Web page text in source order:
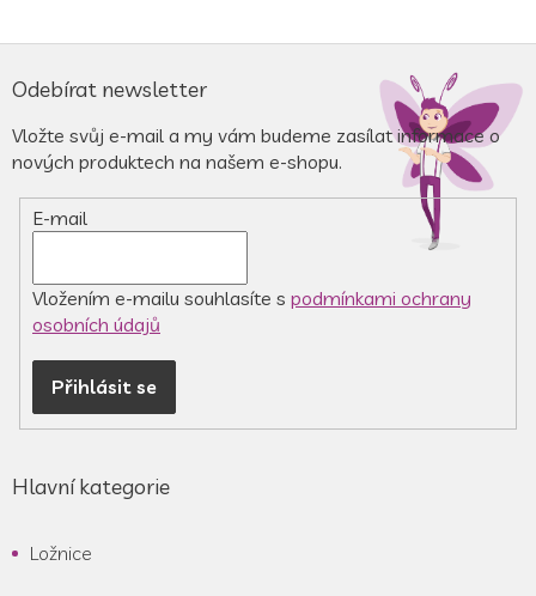
á
a
Odebírat newsletter
Vložte svůj e-mail a my vám budeme zasílat informace o
nových produktech na našem e-shopu.
E-mail
Vložením e-mailu souhlasíte s podmínkami ochrany
osobních údajů
Přihlásit se
Hlavní kategorie
Ložnice